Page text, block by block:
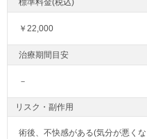
￥22,000
－
リスク・副作用
術後、不快感がある(気分が悪くな